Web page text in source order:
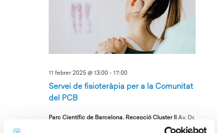
Servei de fisioteràpia per a la Comunitat
del PCB
11 febrer 2025 @ 13:00 -17:00
Parc Científic de Barcelona, Recepció Cluster II Av. Dr.